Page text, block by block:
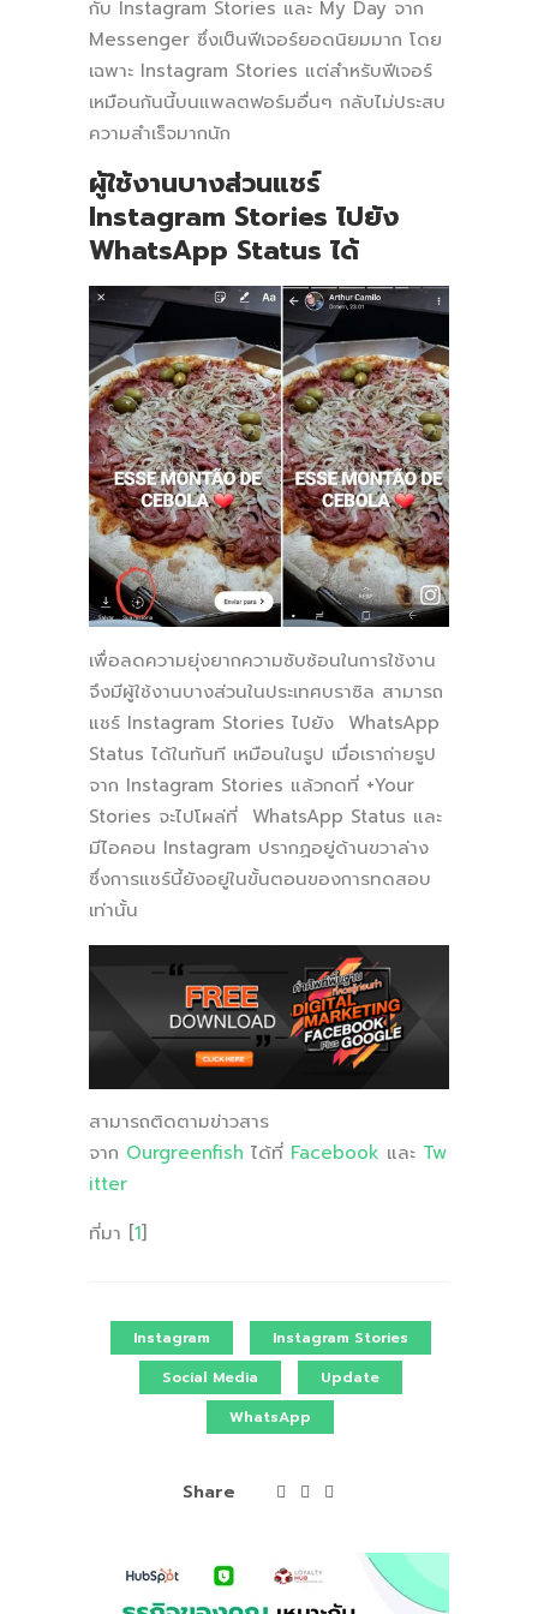
กับ Instagram Stories และ My Day จาก
Messenger ซึ่งเป็นฟีเจอร์ยอดนิยมมาก โดย
เฉพาะ Instagram Stories แต่สำหรับฟีเจอร์
เหมือนกันนี้บนแพลตฟอร์มอื่นๆ กลับไม่ประสบ
ความสำเร็จมากนัก
ผู้ใช้งานบางส่วนแชร์
Instagram Stories ไปยัง
WhatsApp Status ได้
เพื่อลดความยุ่งยากความซับซ้อนในการใช้งาน
จึงมีผู้ใช้งานบางส่วนในประเทศบราซิล สามารถ
แชร์ Instagram Stories ไปยัง WhatsApp
Status ได้ในทันที เหมือนในรูป เมื่อเราถ่ายรูป
จาก Instagram Stories แล้วกดที่ +Your
Stories จะไปโผล่ที่ WhatsApp Status และ
มีไอคอน Instagram ปรากฏอยู่ด้านขวาล่าง
ซึ่งการแชร์นี้ยังอยู่ในขั้นตอนของการทดสอบ
เท่านั้น
สามารถติดตามข่าวสาร
จาก Ourgreenfish ได้ที่ Facebook และ Tw
itter
ที่มา [1]
Instagram
Instagram Stories
Social Media
Update
WhatsApp
Share